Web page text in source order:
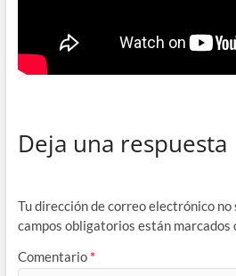
Deja una respuesta
Tu dirección de correo electrónico no
campos obligatorios están marcados
Comentario *